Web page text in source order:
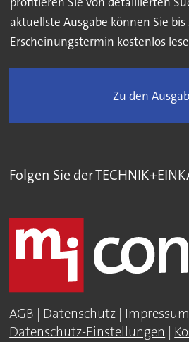
aktuellste Ausgabe können Sie bis
Erscheinungstermin kostenlos
Zu den
Folgen Sie der
AGB | Datenschutz | Impressum
Datenschutz-Einstellungen |